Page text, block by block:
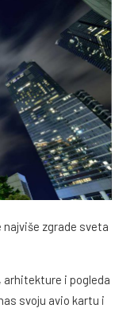
najviše zgrade sveta
arhitekture i pogleda
svoju avio kartu i